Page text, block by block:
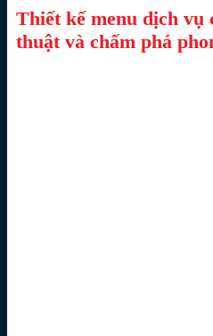
Thiết kế menu dịch vụ
thuật và chấm phá